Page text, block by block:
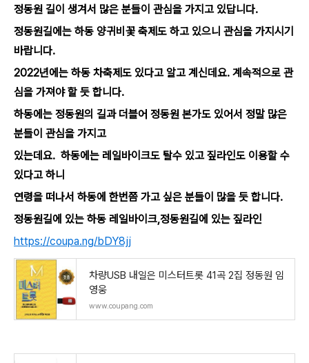
정동원 길이 생겨서 많은 분들이 관심을 가지고 있답니다.
정동원길에는 하동 양귀비꽃 축제도 하고 있으니 관심을 가지시기
바랍니다.
2022년에는 하동 차축제도 있다고 알고 계신데요. 계속적으로 관
심을 가져야 할 듯 합니다.
하동에는 정동원의 길과 더블어 정동원 본가도 있어서 정말 많은
분들이 관심을 가지고
있는데요. 하동에는 레일바이크도 탈수 있고 짚라인도 이용할 수
있다고 하니
연령을 떠나서 하동에 한번쯤 가고 싶은 분들이 많을 듯 합니다.
정동원길에 있는 하동 레일바이크,정동원길에 있는 짚라인
https://coupa.ng/bDY8jj
차량USB 내일은 미스터트롯 41곡 2집 정동원 임
영웅
www.coupang.com